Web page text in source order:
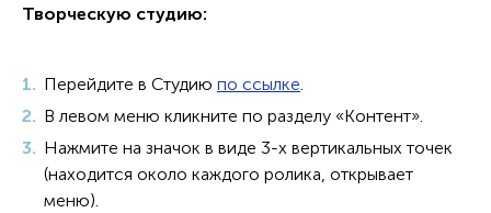
Творческую студию:
Перейдите в Студию по ссылке.
В левом меню кликните по разделу «Контент».
Нажмите на значок в виде 3-х вертикальных точек
(находится около каждого ролика, открывает
меню).